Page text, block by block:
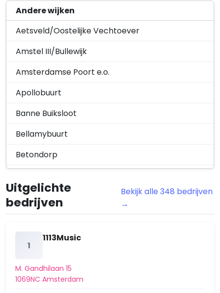
Andere wijken
Aetsveld/Oostelijke Vechtoever
Amstel III/Bullewijk
Amsterdamse Poort e.o.
Apollobuurt
Banne Buiksloot
Bellamybuurt
Betondorp
Bloemendalerpolder
Buikslotermeer
Buitenveldert-Oost
Burgwallen-Nieuwe Zijde
Uitgelichte
bedrijven
Bekijk alle 348 bedrijven
→
1
1113Music
M. Gandhilaan 15
1069NC Amsterdam